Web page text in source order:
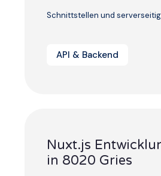
Schnittstellen und
API & Backend
Nuxt.js
in 8020 Gries